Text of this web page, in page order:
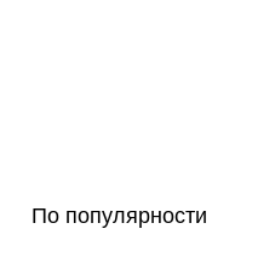
По популярности